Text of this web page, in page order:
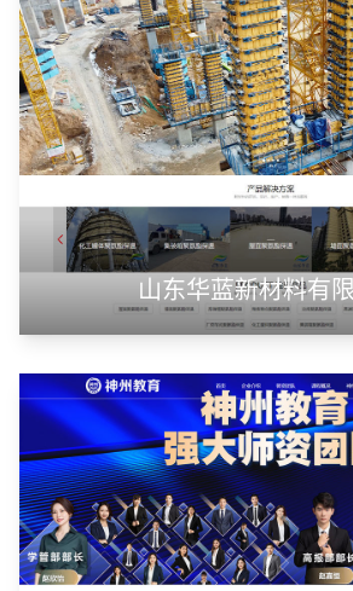
山东华蓝新材料有